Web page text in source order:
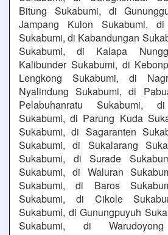
Bitung Sukabumi, di
Jampang Kulon Sukabumi, di
Sukabumi, di Kabandungan
Sukabumi, di Kalapa
Kalibunder Sukabumi, di
Lengkong Sukabumi, di
Nyalindung Sukabumi, di
Pelabuhanratu Sukabumi,
Sukabumi, di Parung Kuda
Sukabumi, di Sagaranten
Sukabumi, di Sukalarang
Sukabumi, di Surade
Sukabumi, di Waluran
Sukabumi, di Baros
Sukabumi, di Cikole
Sukabumi, di Gunungpuyuh
Sukabumi, di